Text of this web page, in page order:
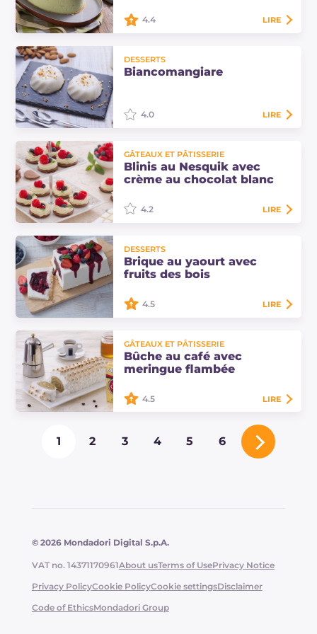
framboises est un dessert
spectaculaire et crémeux, qui cache
4.4 LIRE
DESSERTS
Biancomangiare
la cuillère préparé avec des
amandes et du lait. Son nom vient
du fait que ses ingrédients sont tous
4.0 LIRE
GÂTEAUX ET PÂTISSERIE
Blinis au Nesquik avec
crème au chocolat blanc
au chocolat blanc sont de petits
gâteaux gourmands en finger food :
des blinis moelleux garnis de
4.2 LIRE
DESSERTS
Brique au yaourt avec
fruits des bois
bois est un dessert frais et délicat
avec de la crème et du yaourt grec,
remplie de fruits et décorée avec…
4.5 LIRE
GÂTEAUX ET PÂTISSERIE
Bûche au café avec
meringue flambée
La bûche au café avec meringue
flambée est un délicieux dessert de
biscuit aux noisettes, une variante
4.5 LIRE
1 2 3 4 5 6
© 2026 Mondadori Digital S.p.A.
VAT no. 14371170961About usTerms of UsePrivacy Notice
Privacy PolicyCookie PolicyCookie settingsDisclaimer
Code of EthicsMondadori Group